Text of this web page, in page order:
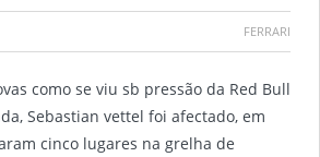
FERRARI
como se viu sb pressão da Red Bull
Sebastian vettel foi afectado, em
cinco lugares na grelha de